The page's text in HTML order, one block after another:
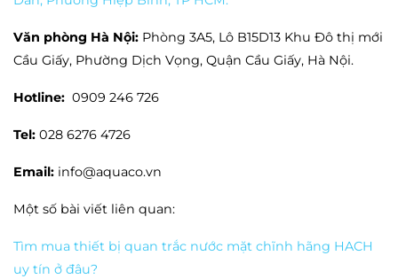
Văn phòng Hà Nội: Phòng 3A5, Lô B15D13 Khu Đô thị mới
Cầu Giấy, Phường Dịch Vọng, Quận Cầu Giấy, Hà Nội.
Hotline: 0909 246 726
Tel: 028 6276 4726
Email: info@aquaco.vn
Một số bài viết liên quan:
Tìm mua thiết bị quan trắc nước mặt chĩnh hãng HACH
uy tín ở đâu?